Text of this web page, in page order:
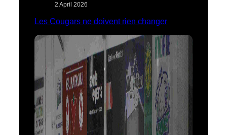
2 April 2026
Les Cougars ne doivent rien changer